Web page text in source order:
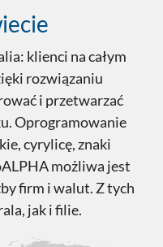
klienci na całym
rozwiązaniu
i przetwarzać
Oprogramowanie
cyrylicę, znaki
możliwa jest
firm i walut. Z tych
jak i filie.